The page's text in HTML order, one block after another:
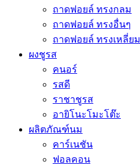
ถาดฟอยล์ ทรงกลม
ถาดฟอยล์ ทรงอื่นๆ
ถาดฟอยล์ ทรงเหลี่ยม
ผงชูรส
คนอร์
รสดี
ราชาชูรส
อายิโนะโมะโต๊ะ
ผลิตภัณฑ์นม
คาร์เนชัน
ฟอลคอน